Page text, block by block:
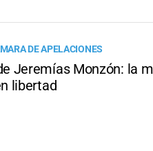
DE APELACIONES
Jeremías Monzón: la
libertad